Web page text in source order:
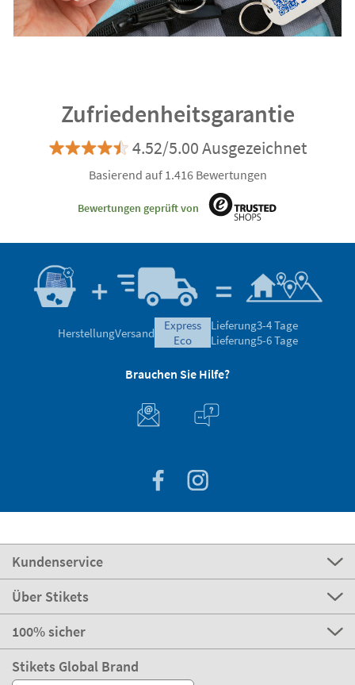
Zufriedenheitsgarantie
4.52/5.00 Ausgezeichnet
Basierend auf 1.416 Bewertungen
Bewertungen geprüft von
HerstellungVersand
express
eco
Lieferung3-4 Tage
Lieferung5-6 Tage
Brauchen Sie Hilfe?
Kundenservice
Über Stikets
100% sicher
Stikets Global Brand